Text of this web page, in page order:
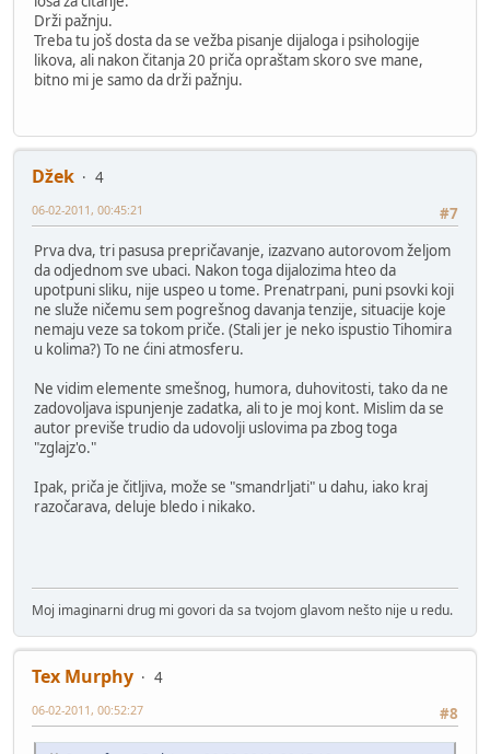
Drži pažnju.
Treba tu još dosta da se vežba pisanje dijaloga i psihologije
likova, ali nakon čitanja 20 priča opraštam skoro sve mane,
bitno mi je samo da drži pažnju.
Džek
4
#7
06-02-2011, 00:45:21
Prva dva, tri pasusa prepričavanje, izazvano autorovom željom
da odjednom sve ubaci. Nakon toga dijalozima hteo da
upotpuni sliku, nije uspeo u tome. Prenatrpani, puni psovki koji
ne služe ničemu sem pogrešnog davanja tenzije, situacije koje
nemaju veze sa tokom priče. (Stali jer je neko ispustio Tihomira
u kolima?) To ne ćini atmosferu.
Ne vidim elemente smešnog, humora, duhovitosti, tako da ne
zadovoljava ispunjenje zadatka, ali to je moj kont. Mislim da se
autor previše trudio da udovolji uslovima pa zbog toga
"zglajz'o."
Ipak, priča je čitljiva, može se "smandrljati" u dahu, iako kraj
razočarava, deluje bledo i nikako.
Moj imaginarni drug mi govori da sa tvojom glavom nešto nije u redu.
Tex Murphy
4
#8
06-02-2011, 00:52:27